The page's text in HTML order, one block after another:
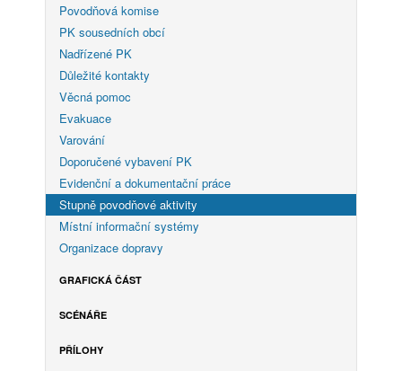
Povodňová komise
PK sousedních obcí
Nadřízené PK
Důležité kontakty
Věcná pomoc
Evakuace
Varování
Doporučené vybavení PK
Evidenční a dokumentační práce
Stupně povodňové aktivity
Místní informační systémy
Organizace dopravy
GRAFICKÁ ČÁST
SCÉNÁŘE
PŘÍLOHY